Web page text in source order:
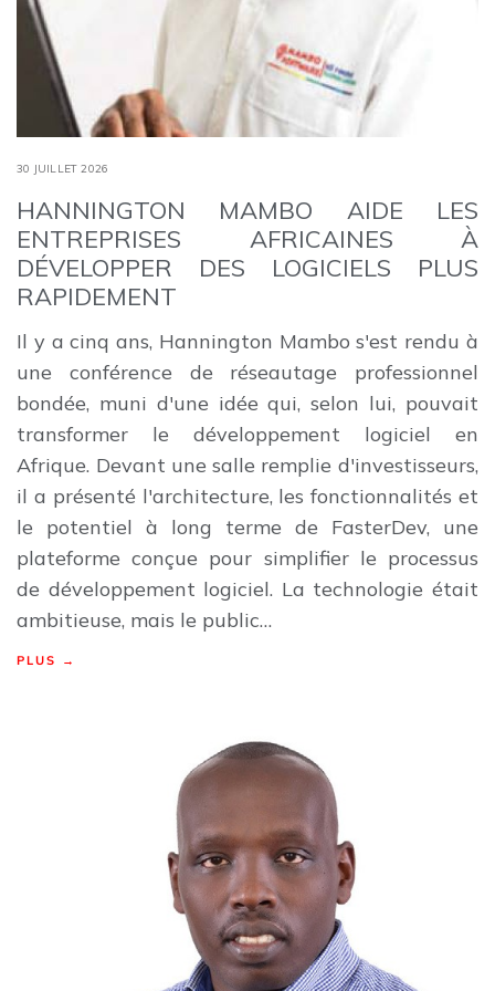
30 JUILLET 2026
HANNINGTON MAMBO AIDE LES
ENTREPRISES AFRICAINES À
DÉVELOPPER DES LOGICIELS PLUS
RAPIDEMENT
Il y a cinq ans, Hannington Mambo s'est rendu à
une conférence de réseautage professionnel
bondée, muni d'une idée qui, selon lui, pouvait
transformer le développement logiciel en
Afrique. Devant une salle remplie d'investisseurs,
il a présenté l'architecture, les fonctionnalités et
le potentiel à long terme de FasterDev, une
plateforme conçue pour simplifier le processus
de développement logiciel. La technologie était
ambitieuse, mais le public…
PLUS →